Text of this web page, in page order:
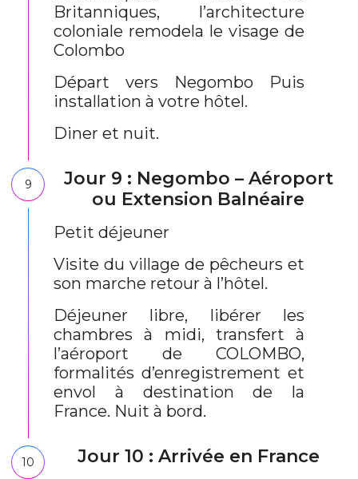
Britanniques, l’architecture
coloniale remodela le visage de
Colombo
Départ vers Negombo Puis
installation à votre hôtel.
Diner et nuit.
9
Jour 9 : Negombo – Aéroport
ou Extension Balnéaire
Petit déjeuner
Visite du village de pêcheurs et
son marche retour à l’hôtel.
Déjeuner libre, libérer les
chambres à midi, transfert à
l’aéroport de COLOMBO,
formalités d’enregistrement et
envol à destination de la
France. Nuit à bord.
10 Jour 10 : Arrivée en France